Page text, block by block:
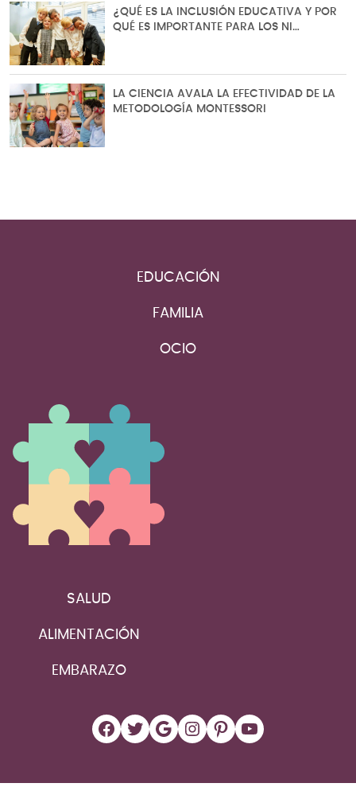
¿QUÉ ES LA INCLUSIÓN EDUCATIVA Y POR
QUÉ ES IMPORTANTE PARA LOS NI…
LA CIENCIA AVALA LA EFECTIVIDAD DE LA
METODOLOGÍA MONTESSORI
EDUCACIÓN
FAMILIA
OCIO
SALUD
ALIMENTACIÓN
EMBARAZO
Facebook
Twitter
Google
Instagram
Pinterest
YouTube